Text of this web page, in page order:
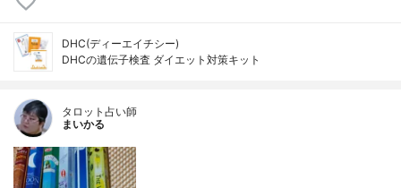
DHC(ディーエイチシー)
DHCの遺伝子検査 ダイエット対策キット
タロット占い師
まいかる